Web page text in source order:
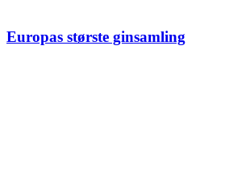
Europas største ginsamling